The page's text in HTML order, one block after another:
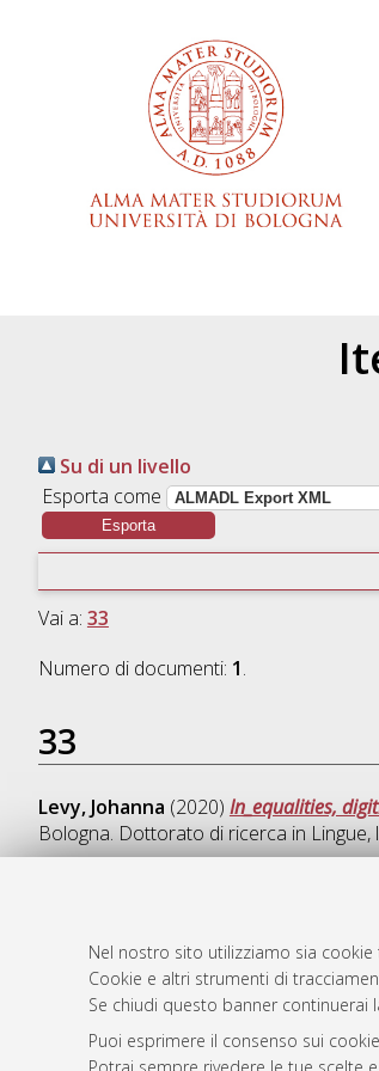
Nel nostro sito utilizziamo sia
Cookie e altri strumenti di
Se chiudi questo banner continuerai
Puoi esprimere il consenso sui
Su di un livello
Esporta come
Vai a: 33
Numero di documenti: 1.
33
Levy, Johanna (2020) In_equalities,
Bologna. Dottorato di ricerca in
Atom
Rss 1.0
Rss 2.0